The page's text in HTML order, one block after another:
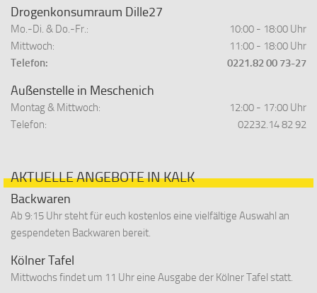
Drogenkonsumraum Dille27
Mo.-Di. & Do.-Fr.:
10:00 - 18:00 Uhr
Mittwoch:
11:00 - 18:00 Uhr
Telefon:
0221.82 00 73-27
Außenstelle in Meschenich
Montag & Mittwoch:
12:00 - 17:00 Uhr
Telefon:
02232.14 82 92
AKTUELLE ANGEBOTE IN KALK
Backwaren
Ab 9:15 Uhr steht für euch kostenlos eine vielfältige Auswahl an
gespendeten Backwaren bereit.
Kölner Tafel
Mittwochs findet um 11 Uhr eine Ausgabe der Kölner Tafel statt.